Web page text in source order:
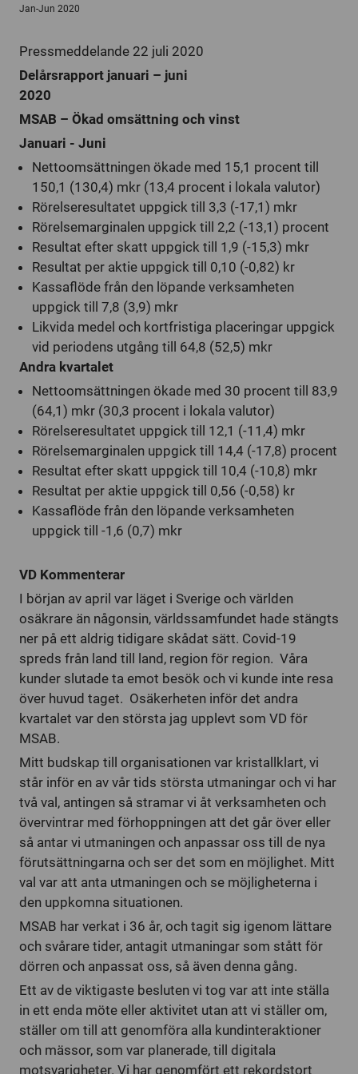
Jan-Jun 2020
Pressmeddelande 22 juli 2020
Delårsrapport januari – juni
2020
MSAB – Ökad omsättning och vinst
Januari - Juni
Nettoomsättningen ökade med 15,1 procent till
150,1 (130,4) mkr (13,4 procent i lokala valutor)
Rörelseresultatet uppgick till 3,3 (-17,1) mkr
Rörelsemarginalen uppgick till 2,2 (-13,1) procent
Resultat efter skatt uppgick till 1,9 (-15,3) mkr
Resultat per aktie uppgick till 0,10 (-0,82) kr
Kassaflöde från den löpande verksamheten
uppgick till 7,8 (3,9) mkr
Likvida medel och kortfristiga placeringar uppgick
vid periodens utgång till 64,8 (52,5) mkr
Andra kvartalet
Nettoomsättningen ökade med 30 procent till 83,9
(64,1) mkr (30,3 procent i lokala valutor)
Rörelseresultatet uppgick till 12,1 (-11,4) mkr
Rörelsemarginalen uppgick till 14,4 (-17,8) procent
Resultat efter skatt uppgick till 10,4 (-10,8) mkr
Resultat per aktie uppgick till 0,56 (-0,58) kr
Kassaflöde från den löpande verksamheten
uppgick till -1,6 (0,7) mkr
VD Kommenterar
I början av april var läget i Sverige och världen
osäkrare än någonsin, världssamfundet hade stängts
ner på ett aldrig tidigare skådat sätt. Covid-19
spreds från land till land, region för region. Våra
kunder slutade ta emot besök och vi kunde inte resa
över huvud taget. Osäkerheten inför det andra
kvartalet var den största jag upplevt som VD för
MSAB.
Mitt budskap till organisationen var kristallklart, vi
står inför en av vår tids största utmaningar och vi har
två val, antingen så stramar vi åt verksamheten och
övervintrar med förhoppningen att det går över eller
så antar vi utmaningen och anpassar oss till de nya
förutsättningarna och ser det som en möjlighet. Mitt
val var att anta utmaningen och se möjligheterna i
den uppkomna situationen.
MSAB har verkat i 36 år, och tagit sig igenom lättare
och svårare tider, antagit utmaningar som stått för
dörren och anpassat oss, så även denna gång.
Ett av de viktigaste besluten vi tog var att inte ställa
in ett enda möte eller aktivitet utan att vi ställer om,
ställer om till att genomföra alla kundinteraktioner
och mässor, som var planerade, till digitala
motsvarigheter. Vi har genomfört ett rekordstort